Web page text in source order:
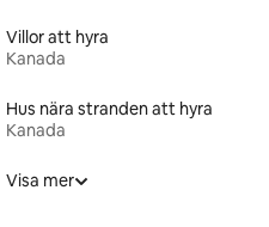
Villor att hyra
Kanada
Hus nära stranden att hyra
Kanada
Visa mer